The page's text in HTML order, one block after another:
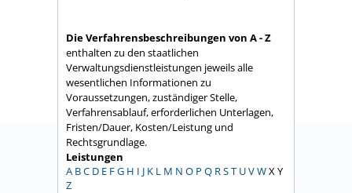
Die Verfahrensbeschreibungen von A - Z
enthalten zu den staatlichen
Verwaltungsdienstleistungen jeweils alle
wesentlichen Informationen zu
Voraussetzungen, zuständiger Stelle,
Verfahrensablauf, erforderlichen Unterlagen,
Fristen/Dauer, Kosten/Leistung und
Rechtsgrundlage.
Leistungen
A BC D E FG H I J K L M N O P Q RST UVWX Y
Z